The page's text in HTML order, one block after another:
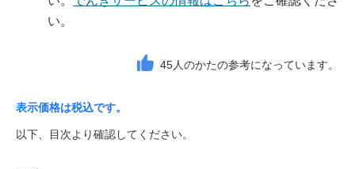
い。
45人のかたの参考になっています。
表示価格は税込です。
以下、目次より確認してください。